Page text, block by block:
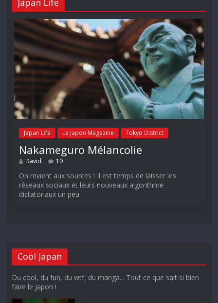
Japan Life
Japan Life Le Japon Magazine Tokyo District
Nakameguro Mélancolie
David 10
On revient aux sources ! Il est temps de laisser les
réseaux sociaux et leurs nouveaux algorithme
dictatoriaux un peu
Cool Japan
Du cool, du fun, du wtf, du manga... Tout ce que sait si bien
faire le Japon !